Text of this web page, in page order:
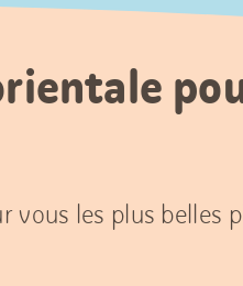
vous les plus belles